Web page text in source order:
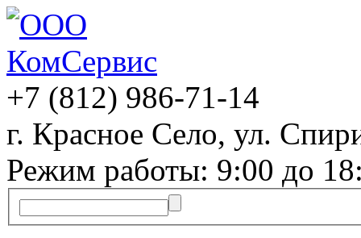
+7 (812) 986-71-14
г. Красное Село, ул.
Режим работы: 9:00 до